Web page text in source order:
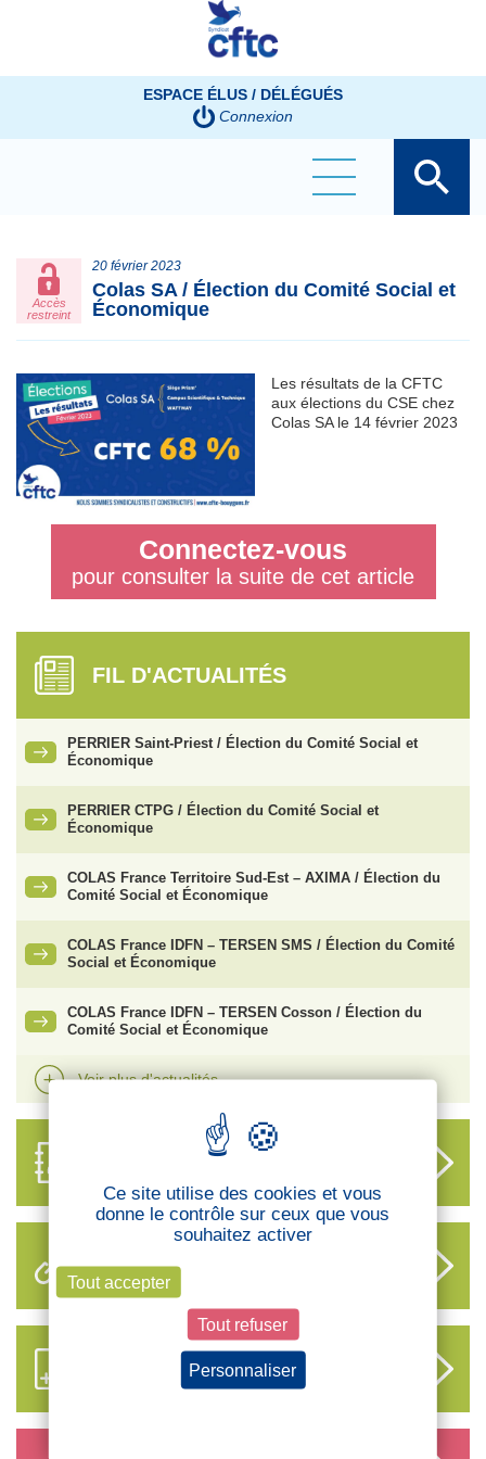
ESPACE ÉLUS / DÉLÉGUÉS
Connexion
Accès
restreint
20 février 2023
Colas SA / Élection du Comité Social et
Économique
Les résultats de la CFTC
aux élections du CSE chez
Colas SA le 14 février 2023
Connectez-vous
pour consulter la suite de cet article
FIL D'ACTUALITÉS
PERRIER Saint-Priest / Élection du Comité Social et
Économique
PERRIER CTPG / Élection du Comité Social et
Économique
COLAS France Territoire Sud-Est – AXIMA / Élection du
Comité Social et Économique
COLAS France IDFN – TERSEN SMS / Élection du Comité
Social et Économique
COLAS France IDFN – TERSEN Cosson / Élection du
Comité Social et Économique
Voir plus d'actualités
LIENS UTILES
S’ABONNER AUX NOUVEAUX
CONTENUS CFTC
Panneau de gestion des cookies
Ce site utilise des cookies et vous
donne le contrôle sur ceux que vous
souhaitez activer
Tout accepter
Tout refuser
Personnaliser